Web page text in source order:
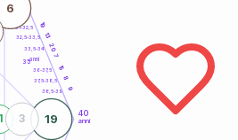
40
anni
31-32,5
32,5-33,5
33,5-34
36-37,5
37,5-38,5
38,5-39
19
13
20
7
15
8
9
19
6
3
35anni